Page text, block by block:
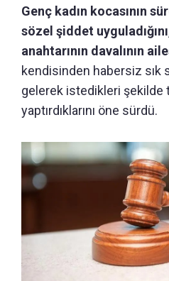
Genç kadın kocasının
sözel şiddet
anahtarının davalının
kendisinden habersiz sık
gelerek istedikleri şekilde
yaptırdıklarını öne sürdü.